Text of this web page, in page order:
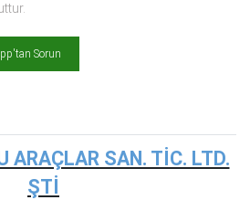
Sorun
ARAÇLAR SAN. TİC. LTD.
ŞTİ